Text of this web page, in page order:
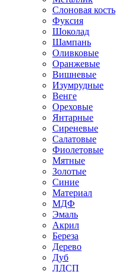
Слоновая кость
Фуксия
Шоколад
Шампань
Оливковые
Оранжевые
Вишневые
Изумрудные
Венге
Ореховые
Янтарные
Сиреневые
Салатовые
Фиолетовые
Мятные
Золотые
Синие
Материал
МДФ
Эмаль
Акрил
Береза
Дерево
Дуб
ЛДСП